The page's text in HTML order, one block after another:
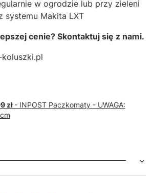
w ogrodzie lub przy zieleni
systemu Makita LXT
cenie? Skontaktuj się z nami.
zł - INPOST Paczkomaty - UWAGA: